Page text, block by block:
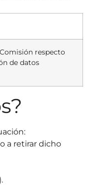
respecto
de datos
a retirar dicho